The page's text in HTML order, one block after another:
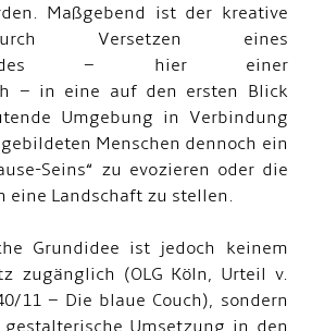
Maßgebend ist der kreative
Versetzen eines
– hier einer
– in eine auf den ersten Blick
Umgebung in Verbindung
Menschen dennoch ein
Seins“ zu evozieren oder die
eine Landschaft zu stellen.
Grundidee ist jedoch keinem
zugänglich (OLG Köln, Urteil v.
11 – Die blaue Couch), sondern